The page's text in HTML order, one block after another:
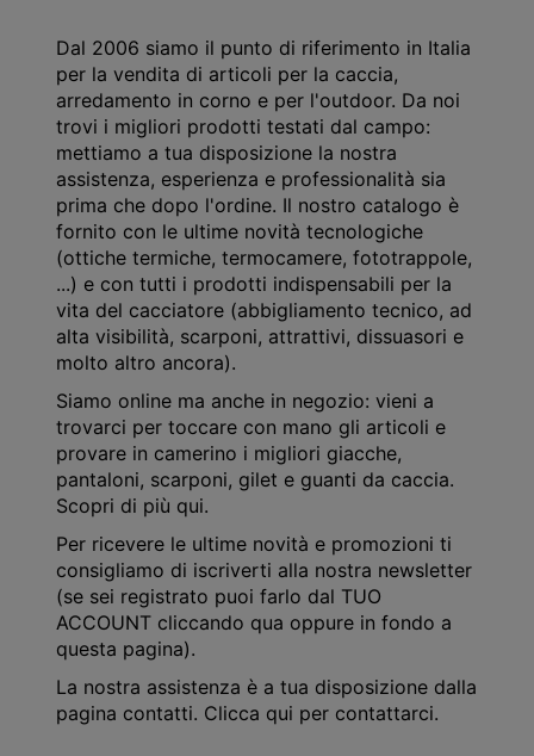
Dal 2006 siamo il punto di riferimento in Italia
per la vendita di articoli per la caccia,
arredamento in corno e per l'outdoor. Da noi
trovi i migliori prodotti testati dal campo:
mettiamo a tua disposizione la nostra
assistenza, esperienza e professionalità sia
prima che dopo l'ordine. Il nostro catalogo è
fornito con le ultime novità tecnologiche
(ottiche termiche, termocamere, fototrappole,
...) e con tutti i prodotti indispensabili per la
vita del cacciatore (abbigliamento tecnico, ad
alta visibilità, scarponi, attrattivi, dissuasori e
molto altro ancora).
Siamo online ma anche in negozio: vieni a
trovarci per toccare con mano gli articoli e
provare in camerino i migliori giacche,
pantaloni, scarponi, gilet e guanti da caccia.
Scopri di più qui.
Per ricevere le ultime novità e promozioni ti
consigliamo di iscriverti alla nostra newsletter
(se sei registrato puoi farlo dal TUO
ACCOUNT cliccando qua oppure in fondo a
questa pagina).
La nostra assistenza è a tua disposizione dalla
pagina contatti. Clicca qui per contattarci.